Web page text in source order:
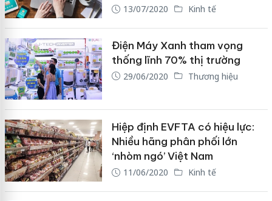
13/07/2020 Kinh tế
Điện Máy Xanh tham vọng
thống lĩnh 70% thị trường
29/06/2020 Thương hiệu
Hiệp định EVFTA có hiệu lực:
Nhiều hãng phân phối lớn
‘nhòm ngó’ Việt Nam
11/06/2020 Kinh tế